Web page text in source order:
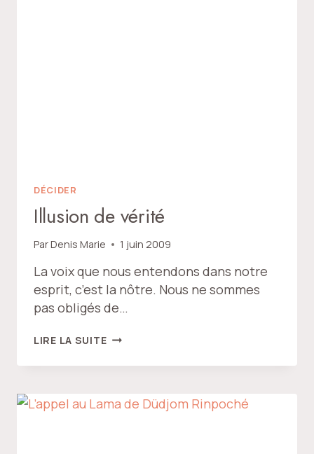
DÉCIDER
Illusion de vérité
ParDenis Marie 1 juin 2009
La voix que nous entendons dans notre
esprit, c’est la nôtre. Nous ne sommes
pas obligés de…
LIRE LA SUITEILLUSION
VÉRITÉ